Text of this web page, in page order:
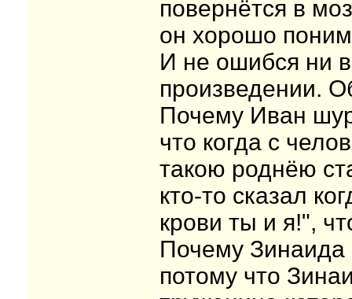
повернётся в
он хорошо
И не ошибся ни
произведении.
Почему Иван
что когда с
такою роднёю
кто-то сказал
крови ты и я!",
Почему
потому что